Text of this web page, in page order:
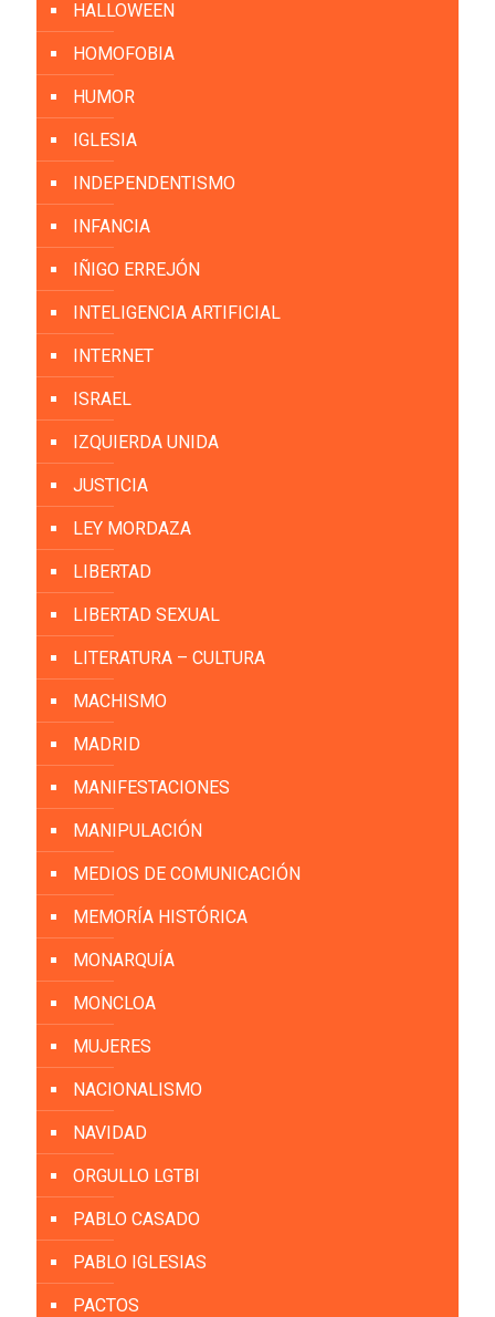
HALLOWEEN
HOMOFOBIA
HUMOR
IGLESIA
INDEPENDENTISMO
INFANCIA
IÑIGO ERREJÓN
INTELIGENCIA ARTIFICIAL
INTERNET
ISRAEL
IZQUIERDA UNIDA
JUSTICIA
LEY MORDAZA
LIBERTAD
LIBERTAD SEXUAL
LITERATURA – CULTURA
MACHISMO
MADRID
MANIFESTACIONES
MANIPULACIÓN
MEDIOS DE COMUNICACIÓN
MEMORÍA HISTÓRICA
MONARQUÍA
MONCLOA
MUJERES
NACIONALISMO
NAVIDAD
ORGULLO LGTBI
PABLO CASADO
PABLO IGLESIAS
PACTOS